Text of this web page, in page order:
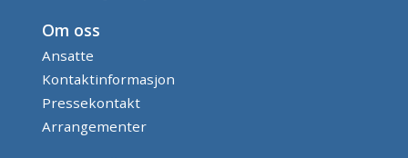
Om oss
Ansatte
Kontaktinformasjon
Pressekontakt
Arrangementer